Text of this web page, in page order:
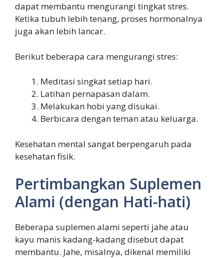
dapat membantu mengurangi tingkat stres.
Ketika tubuh lebih tenang, proses hormonalnya
juga akan lebih lancar.
Berikut beberapa cara mengurangi stres:
Meditasi singkat setiap hari.
Latihan pernapasan dalam.
Melakukan hobi yang disukai.
Berbicara dengan teman atau keluarga.
Kesehatan mental sangat berpengaruh pada
kesehatan fisik.
Pertimbangkan Suplemen
Alami (dengan Hati-hati)
Beberapa suplemen alami seperti jahe atau
kayu manis kadang-kadang disebut dapat
membantu. Jahe, misalnya, dikenal memiliki